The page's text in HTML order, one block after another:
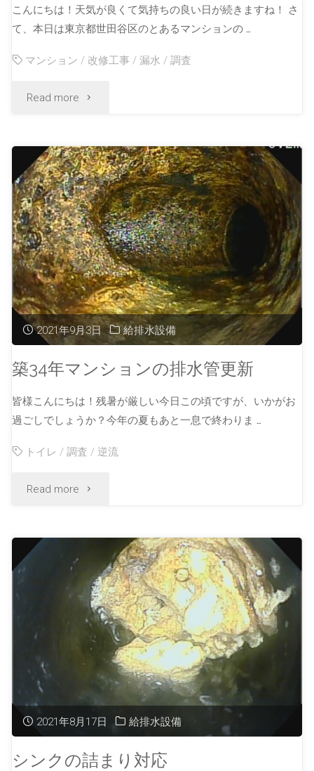
こんにちは！天気が良くて気持ちの良い日が続きますね！ さ
て、本日は東京都世田谷区のとあるマンションの …
マンション / 改修工事 /漏水 /調査
Read more
2021年9月3日 給排水設備
築34年マンションの排水管更新
皆様こんにちは！残暑が厳しい今日この頃ですが、いかがお
過ごしでしょうか？今年の夏もあと一息で終わりま …
トイレ /調査 /逆流
Read more
2021年8月17日 給排水設備
シンクの詰まり対応